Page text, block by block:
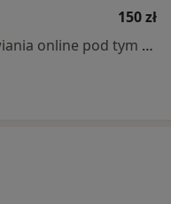
150 zł
Specjalista nie oferuje umawiania online pod tym adresem.